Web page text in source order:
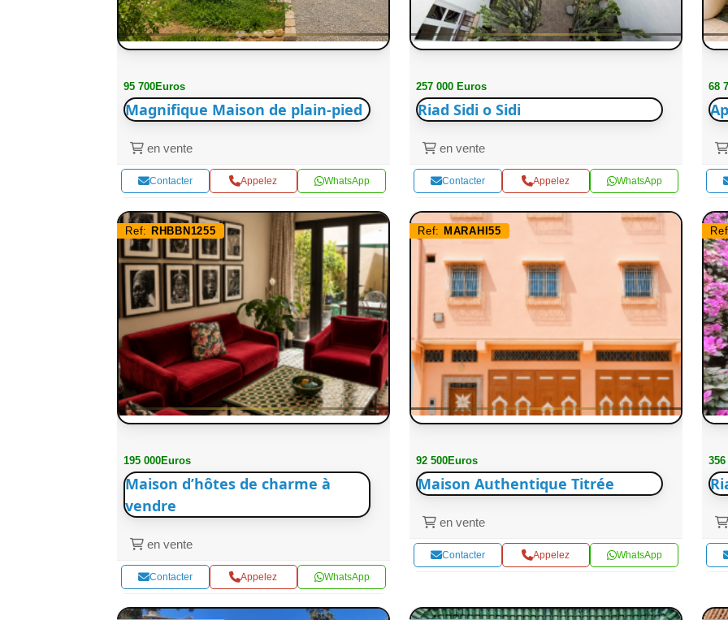
95 700Euros
Magnifique Maison de plain-pied
en vente
Contacter Appelez WhatsApp
257 000 Euros
Riad Sidi o Sidi
en vente
Contacter Appelez WhatsApp
68
Ref: RHBBN1255
195 000Euros
Maison d’hôtes de charme à
vendre
en vente
Contacter Appelez WhatsApp
Ref: MARAHI55
92 500Euros
Maison Authentique Titrée
en vente
Contacter Appelez WhatsApp
356